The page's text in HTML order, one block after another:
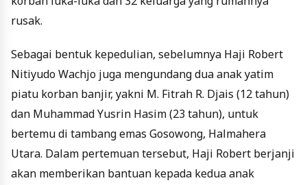
rusak.
Sebagai bentuk kepedulian, sebelumnya Haji Robert
Nitiyudo Wachjo juga mengundang dua anak yatim
piatu korban banjir, yakni M. Fitrah R. Djais (12 tahun)
dan Muhammad Yusrin Hasim (23 tahun), untuk
bertemu di tambang emas Gosowong, Halmahera
Utara. Dalam pertemuan tersebut, Haji Robert berjanji
akan memberikan bantuan kepada kedua anak